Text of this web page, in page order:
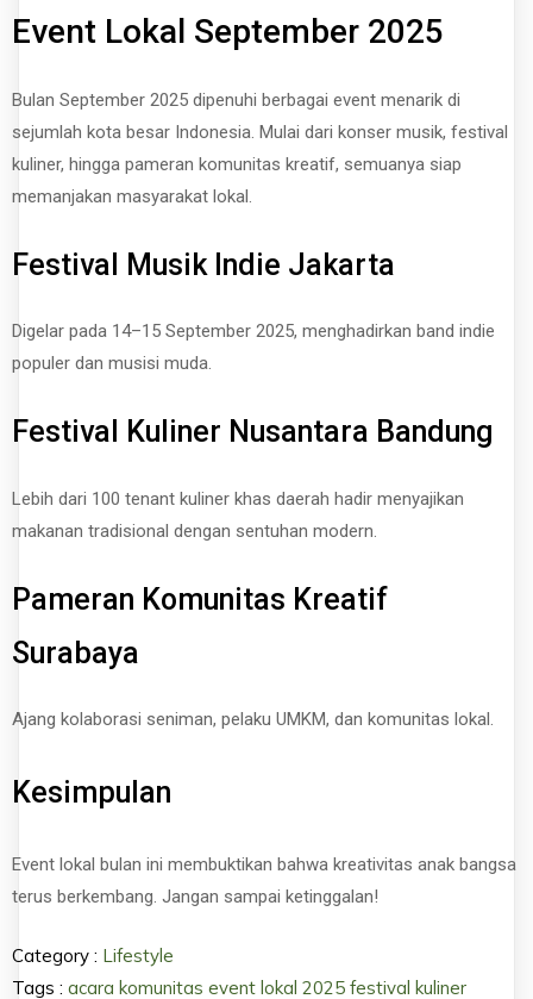
Event Lokal September 2025
Bulan September 2025 dipenuhi berbagai event menarik di
sejumlah kota besar Indonesia. Mulai dari konser musik, festival
kuliner, hingga pameran komunitas kreatif, semuanya siap
memanjakan masyarakat lokal.
Festival Musik Indie Jakarta
Digelar pada 14–15 September 2025, menghadirkan band indie
populer dan musisi muda.
Festival Kuliner Nusantara Bandung
Lebih dari 100 tenant kuliner khas daerah hadir menyajikan
makanan tradisional dengan sentuhan modern.
Pameran Komunitas Kreatif
Surabaya
Ajang kolaborasi seniman, pelaku UMKM, dan komunitas lokal.
Kesimpulan
Event lokal bulan ini membuktikan bahwa kreativitas anak bangsa
terus berkembang. Jangan sampai ketinggalan!
Category : Lifestyle
Tags : acara komunitas event lokal 2025 festival kuliner